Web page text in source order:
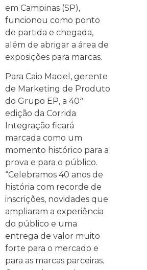
em Campinas (SP),
funcionou como ponto
de partida e chegada,
além de abrigar a área de
exposições para marcas.
Para Caio Maciel, gerente
de Marketing de Produto
do Grupo EP, a 40ª
edição da Corrida
Integração ficará
marcada como um
momento histórico para a
prova e para o público.
“Celebramos 40 anos de
história com recorde de
inscrições, novidades que
ampliaram a experiência
do público e uma
entrega de valor muito
forte para o mercado e
para as marcas parceiras.